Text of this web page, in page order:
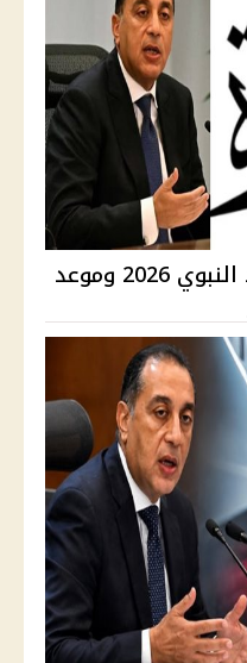
موقف ترحيل إجازة المولد النبوي 2026 وموعد